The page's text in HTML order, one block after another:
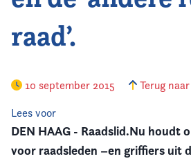
Vereniging
raad’.
10 september 2015 Terug
Lees voor
DEN HAAG - Raadslid.Nu houdt
voor raadsleden –en griffiers uit